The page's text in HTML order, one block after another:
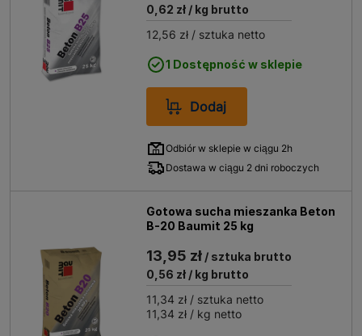
0,62 zł / kg brutto
12,56 zł / sztuka netto
1 Dostępność w sklepie
Dodaj
Odbiór w sklepie w ciągu 2h
Dostawa w ciągu 2 dni roboczych
Gotowa sucha mieszanka Beton
B-20 Baumit 25 kg
13,95 zł / sztuka brutto
0,56 zł / kg brutto
11,34 zł / sztuka netto
11,34 zł / kg netto